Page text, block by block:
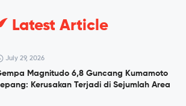
Latest Article
July 29, 2026
Magnitudo 6,8 Guncang Kumamoto
Kerusakan Terjadi di Sejumlah Area